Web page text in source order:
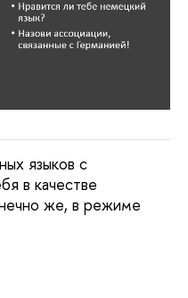
языков с
в качестве
же, в режиме